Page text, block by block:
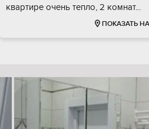
квартире очень тепло, 2 комнат...
ПОКАЗАТЬ